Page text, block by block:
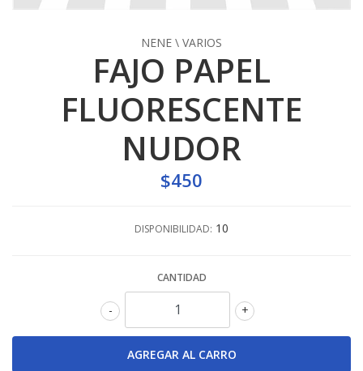
NENE \ VARIOS
FAJO PAPEL
FLUORESCENTE
NUDOR
$450
DISPONIBILIDAD: 10
CANTIDAD
+
-